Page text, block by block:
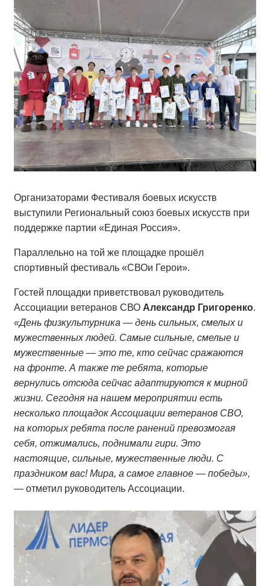
Организаторами Фестиваля боевых искусств
выступили Региональный союз боевых искусств при
поддержке партии «Единая Россия».
Параллельно на той же площадке прошёл
спортивный фестиваль «СВОи Герои».
Гостей площадки приветствовал руководитель
Ассоциации ветеранов СВО Александр Григоренко.
«День физкультурника — день сильных, смелых и
мужественных людей. Самые сильные, смелые и
мужественные — это те, кто сейчас сражаются
на фронте. А также те ребята, которые
вернулись отсюда сейчас адаптируются к мирной
жизни. Сегодня на нашем мероприятии есть
несколько площадок Ассоциации ветеранов СВО,
на которых ребята после ранений превозмогая
себя, отжимались, поднимали гири. Это
настоящие, сильные, мужественные люди. С
праздником вас! Мира, а самое главное — победы»,
— отметил руководитель Ассоциации.